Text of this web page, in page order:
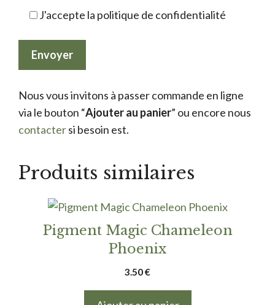
J'accepte la politique de confidentialité
Nous vous invitons à passer commande en ligne
via le bouton “Ajouter au panier” ou encore nous
contactersi besoin est.
Produits similaires
Pigment Magic Chameleon
Phoenix
3.50€